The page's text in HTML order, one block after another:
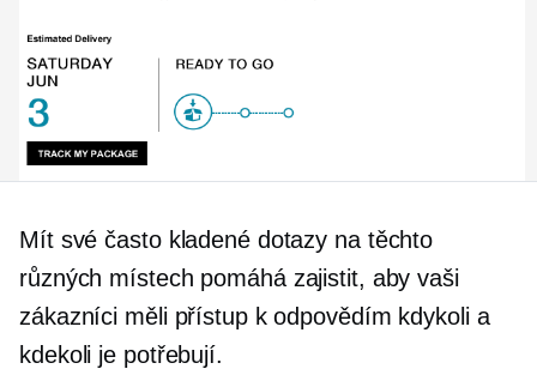
Mít své často kladené dotazy na těchto
různých místech pomáhá zajistit, aby vaši
zákazníci měli přístup k odpovědím kdykoli a
kdekoli je potřebují.